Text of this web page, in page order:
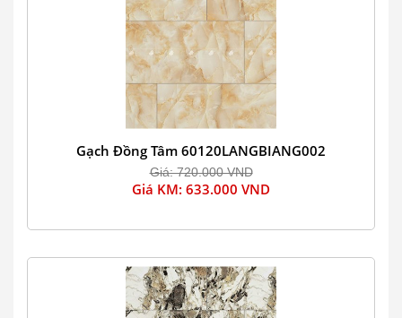
Gạch Đồng Tâm 60120LANGBIANG002
Giá: 720.000 VND
Giá KM: 633.000 VND